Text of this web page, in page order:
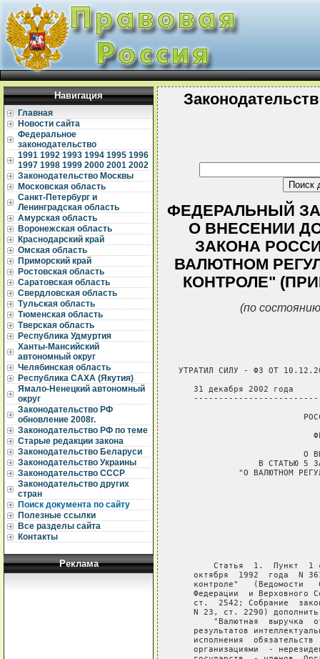
Навигация
Главная
Новости сайта
Федеральное
законодательство
1991 1992 1993 1994 1995 1996
1997 1998 1999 2000 2001 2002
Законодательство Москвы
Московская область
Санкт-Петербург и
Ленинградская область
Амурская область
Воронежская область
Краснодарский край
Омская область
Приморский край
Ростовская область
Саратовская область
Свердловская область
Тульская область
Тюменская область
Тверская область
Республика Удмуртия
Ханты-Мансийский
автономный округ
Челябинская область
Республика САХА (Якутия)
Ямало-Ненецкий автономный
округ
Законодательство РФ
обновление 2008г.
Законодательство РФ по теме
Старые редакции закона
Законодательство Беларуси
Законодательство Украины
Законодательство СССР
Законодательство других
стран
Поиск документа по сайту
Полезные ссылки
Все разделы сайта
Контакты
Реклама
ФЕДЕРАЛЬНЫЙ
О ВНЕСЕНИИ
ЗАКОНА
ВАЛЮТНОМ
КОНТРОЛЕ"
(по
УТРАТИЛ СИЛУ - ФЗ ОТ
31 декабря 2002 года
О
В СТАТЬЮ 5
"О ВАЛЮТНОМ
Статья  1.  Пункт  1
октября  1992  года  N
контроле"   (Ведомости
Федерации  и Верховного
ст.  2542; Собрание
N 23, ст. 2290)
"Валютная  выручка
результатов
исполнения  обязательств
организациями  -